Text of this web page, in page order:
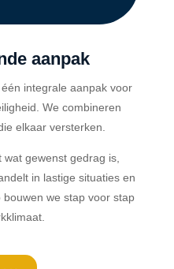
aanpak
integrale aanpak voor
We combineren
elkaar versterken.
gewenst gedrag is,
in lastige situaties en
we stap voor stap